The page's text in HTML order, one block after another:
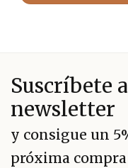
Las
opciones
se
pueden
en
Suscríbete
newsletter
y consigue un
próxima compra